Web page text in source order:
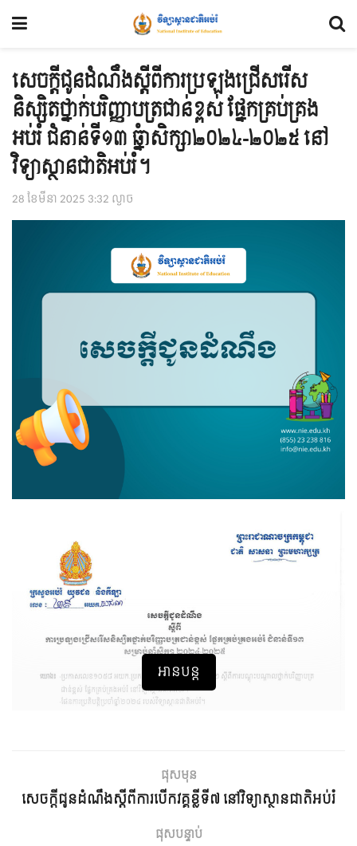
សេចក្ដីជូនដំណឹងស្ដីពីការប្រឡងជ្រើសរើស
និស្សិតថ្នាក់បរិញ្ញាបត្រជាន់ខ្ពស់ ផ្នែកគ្រប់គ្រង
អប់រំ ជំនាន់ទី១៣ ឆ្នំាសិក្សា២០២៤-២០២៥ នៅ
វិទ្យាស្ថានជាតិអប់រំ។
28 ខែ​មីនា 2025 3:32 ល្ងាច
អានបន្ត
ផុសមុន
សេចក្ដីជូនដំណឹងស្ដីពីការបើកវគ្គខ្លីទី៧ នៅវិទ្យាស្ថានជាតិអប់រំ
ផុសបន្ទាប់